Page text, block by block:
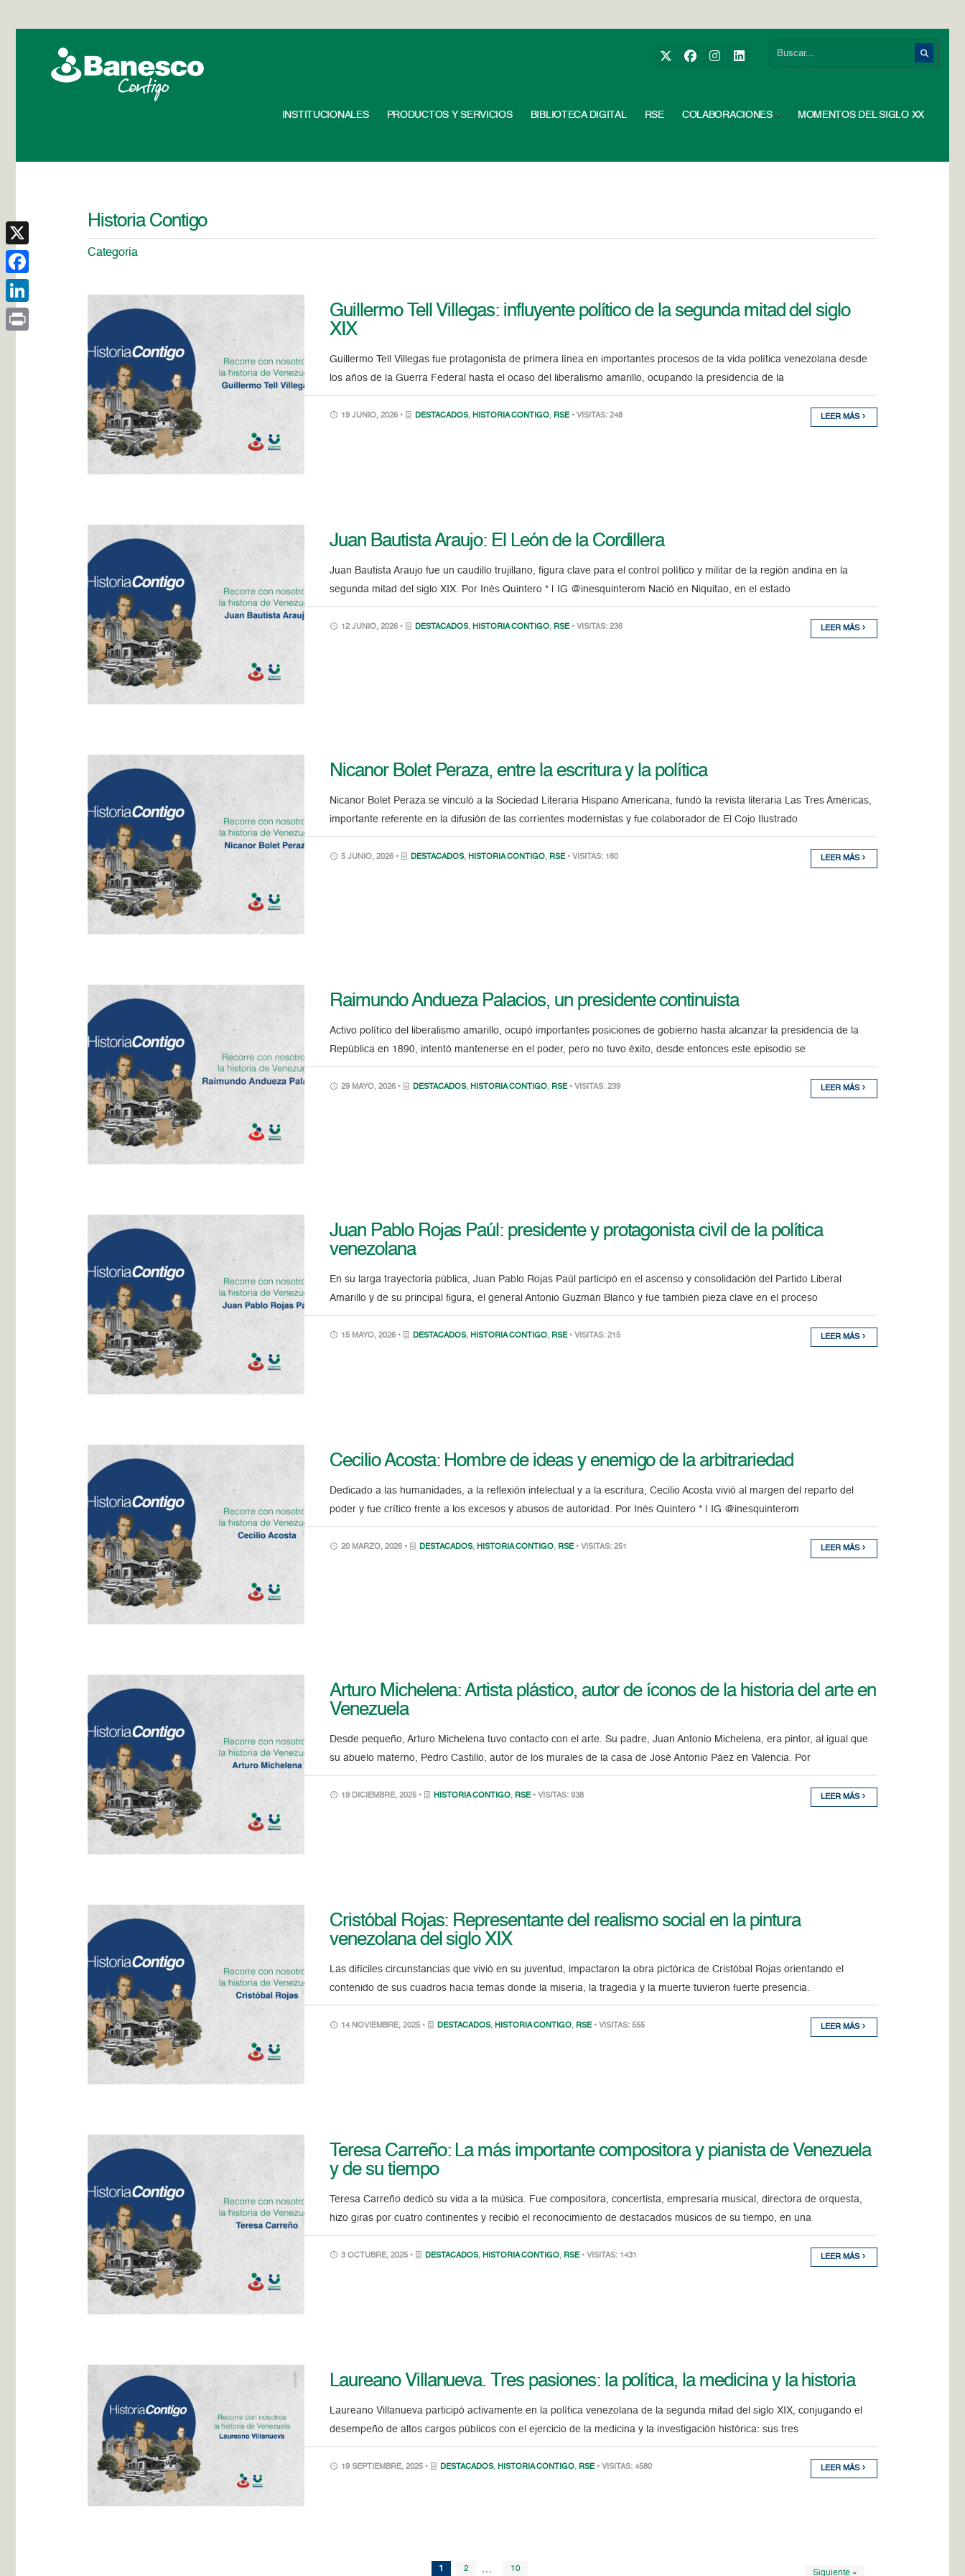
INSTITUCIONALES PRODUCTOS Y SERVICIOS BIBLIOTECA DIGITAL RSE COLABORACIONES MOMENTOS DEL SIGLO XX
Historia Contigo
Categoria
Guillermo Tell Villegas: influyente político de la segunda mitad del siglo
XIX
Guillermo Tell Villegas fue protagonista de primera línea en importantes procesos de la vida política venezolana desde
los años de la Guerra Federal hasta el ocaso del liberalismo amarillo, ocupando la presidencia de la
19 JUNIO, 2026 • DESTACADOS, HISTORIA CONTIGO, RSE • VISITAS: 248 LEER MÁS
Juan Bautista Araujo: El León de la Cordillera
Juan Bautista Araujo fue un caudillo trujillano, figura clave para el control político y militar de la región andina en la
segunda mitad del siglo XIX. Por Inés Quintero * | IG @inesquinterom Nació en Niquitao, en el estado
12 JUNIO, 2026 • DESTACADOS, HISTORIA CONTIGO, RSE • VISITAS: 236 LEER MÁS
Nicanor Bolet Peraza, entre la escritura y la política
Nicanor Bolet Peraza se vinculó a la Sociedad Literaria Hispano Americana, fundó la revista literaria Las Tres Américas,
importante referente en la difusión de las corrientes modernistas y fue colaborador de El Cojo Ilustrado
5 JUNIO, 2026 • DESTACADOS, HISTORIA CONTIGO, RSE • VISITAS: 160 LEER MÁS
Raimundo Andueza Palacios, un presidente continuista
Activo político del liberalismo amarillo, ocupó importantes posiciones de gobierno hasta alcanzar la presidencia de la
República en 1890, intentó mantenerse en el poder, pero no tuvo éxito, desde entonces este episodio se
29 MAYO, 2026 • DESTACADOS, HISTORIA CONTIGO, RSE • VISITAS: 239 LEER MÁS
Juan Pablo Rojas Paúl: presidente y protagonista civil de la política
venezolana
En su larga trayectoria pública, Juan Pablo Rojas Paúl participó en el ascenso y consolidación del Partido Liberal
Amarillo y de su principal figura, el general Antonio Guzmán Blanco y fue también pieza clave en el proceso
15 MAYO, 2026 • DESTACADOS, HISTORIA CONTIGO, RSE • VISITAS: 215 LEER MÁS
Cecilio Acosta: Hombre de ideas y enemigo de la arbitrariedad
Dedicado a las humanidades, a la reflexión intelectual y a la escritura, Cecilio Acosta vivió al margen del reparto del
poder y fue crítico frente a los excesos y abusos de autoridad. Por Inés Quintero * | IG @inesquinterom
20 MARZO, 2026 • DESTACADOS, HISTORIA CONTIGO, RSE • VISITAS: 251 LEER MÁS
Arturo Michelena: Artista plástico, autor de íconos de la historia del arte en
Venezuela
Desde pequeño, Arturo Michelena tuvo contacto con el arte. Su padre, Juan Antonio Michelena, era pintor, al igual que
su abuelo materno, Pedro Castillo, autor de los murales de la casa de José Antonio Páez en Valencia. Por
19 DICIEMBRE, 2025 • HISTORIA CONTIGO, RSE • VISITAS: 938 LEER MÁS
Cristóbal Rojas: Representante del realismo social en la pintura
venezolana del siglo XIX
Las difíciles circunstancias que vivió en su juventud, impactaron la obra pictórica de Cristóbal Rojas orientando el
contenido de sus cuadros hacia temas donde la miseria, la tragedia y la muerte tuvieron fuerte presencia.
14 NOVIEMBRE, 2025 • DESTACADOS, HISTORIA CONTIGO, RSE • VISITAS: 555 LEER MÁS
Teresa Carreño: La más importante compositora y pianista de Venezuela
y de su tiempo
Teresa Carreño dedicó su vida a la música. Fue compositora, concertista, empresaria musical, directora de orquesta,
hizo giras por cuatro continentes y recibió el reconocimiento de destacados músicos de su tiempo, en una
3 OCTUBRE, 2025 • DESTACADOS, HISTORIA CONTIGO, RSE • VISITAS: 1431 LEER MÁS
Laureano Villanueva. Tres pasiones: la política, la medicina y la historia
Laureano Villanueva participó activamente en la política venezolana de la segunda mitad del siglo XIX, conjugando el
desempeño de altos cargos públicos con el ejercicio de la medicina y la investigación histórica: sus tres
19 SEPTIEMBRE, 2025 • DESTACADOS, HISTORIA CONTIGO, RSE • VISITAS: 4580 LEER MÁS
1 2 … 10
Siguiente »
X
Facebook
LinkedIn